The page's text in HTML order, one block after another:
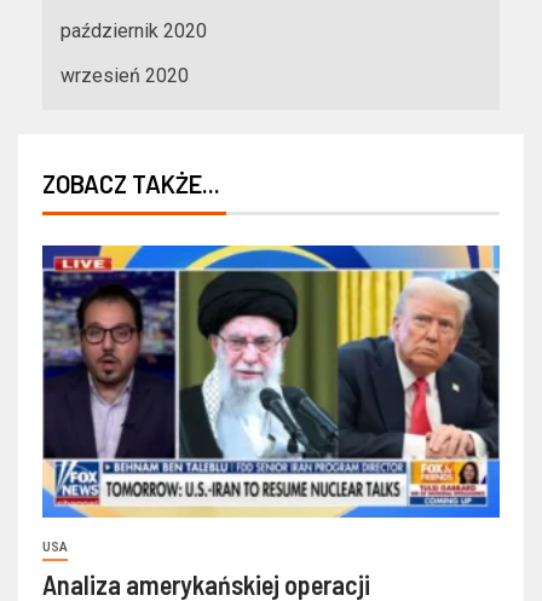
październik 2020
wrzesień 2020
ZOBACZ TAKŻE...
USA
Analiza amerykańskiej operacji